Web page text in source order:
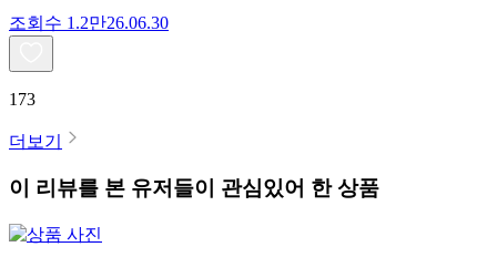
조회수 1.2만26.06.30
173
더보기
이 리뷰를 본 유저들이 관심있어 한 상품